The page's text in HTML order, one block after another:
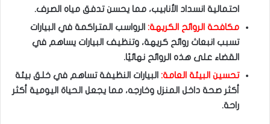
احتمالية انسداد الأنابيب، مما يحسن تدفق مياه الصرف.
مكافحة الروائح الكريهة: الرواسب المتراكمة في البيارات
تسبب انبعاث روائح كريهة، وتنظيف البيارات يساهم في
القضاء على هذه الروائح نهائيًا.
تحسين البيئة العامة: البيارات النظيفة تساهم في خلق بيئة
أكثر صحة داخل المنزل وخارجه، مما يجعل الحياة اليومية أكثر
راحة.